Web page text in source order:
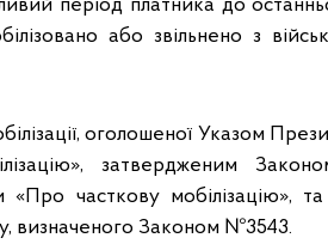
період платника до
або звільнено з
оголошеної Указом
затвердженим
часткову мобілізацію»,
визначеного Законом №3543.